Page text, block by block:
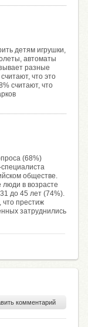
детям игрушки,
автоматы
разные
что это
считают, что
(68%)
обществе.
в возрасте
до 45 лет (74%).
что престиж
затруднились
комментарий